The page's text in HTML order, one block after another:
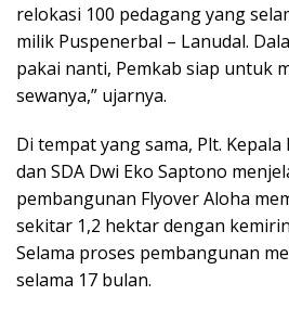
relokasi 100 pedagang yang
milik Puspenerbal – Lanudal.
pakai nanti, Pemkab siap untuk
sewanya,” ujarnya.
Di tempat yang sama, Plt.
dan SDA Dwi Eko Saptono
pembangunan Flyover Aloha
sekitar 1,2 hektar dengan
Selama proses pembangunan
selama 17 bulan.